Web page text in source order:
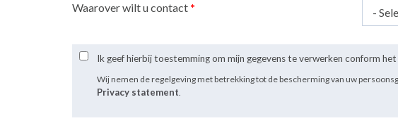
Waarover wilt u contact *
Ik geef hierbij toestemming om mijn gegevens te verwerken conform
Wij nemen de regelgeving met betrekking tot de bescherming van uw
Privacy statement.